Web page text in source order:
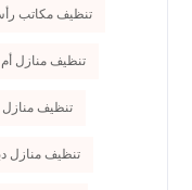
تنظيف مكاتب
تنظيف منازل أم
تنظيف منازل
تنظيف منازل